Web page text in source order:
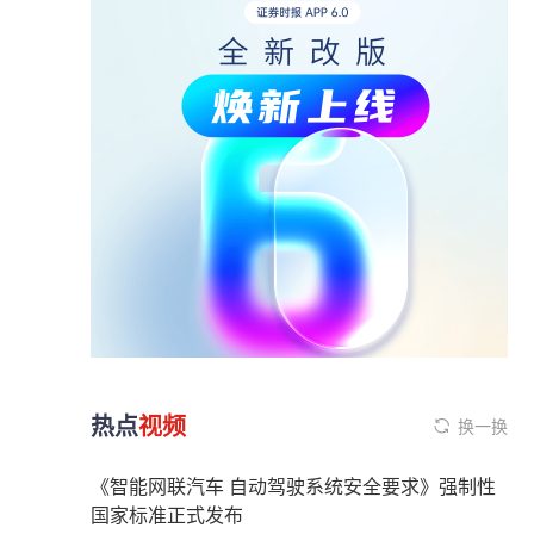
热点视频 换一换
《智能网联汽车 自动驾驶系统安全要求》强制性
国家标准正式发布